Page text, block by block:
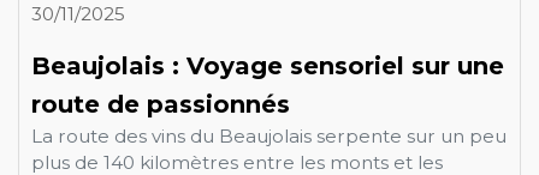
30/11/2025
Beaujolais : Voyage sensoriel sur une
route de passionnés
La route des vins du Beaujolais serpente sur un peu
plus de 140 kilomètres entre les monts et les